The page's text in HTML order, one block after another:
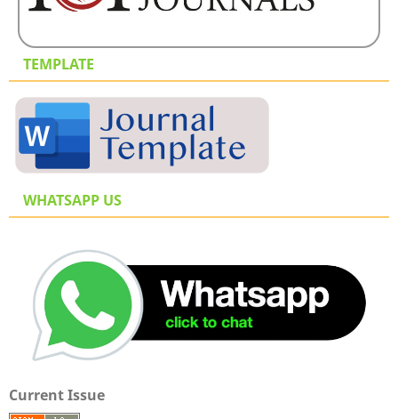
TEMPLATE
WHATSAPP US
Current Issue